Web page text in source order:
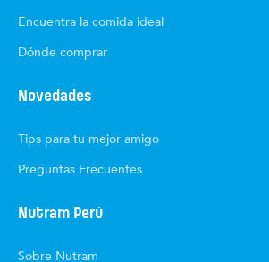
Encuentra la comida ideal
Dónde comprar
Novedades
Tips para tu mejor amigo
Preguntas Frecuentes
Nutram Perú
Sobre Nutram